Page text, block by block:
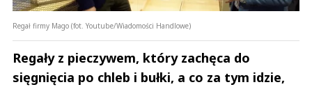
Regał firmy Mago (fot. Youtube/Wiadomości Handlowe)
Regały z pieczywem, który zachęca do
sięgnięcia po chleb i bułki, a co za tym idzie,